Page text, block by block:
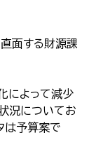
面する財源課
によって減少
況についてお
は予算案で